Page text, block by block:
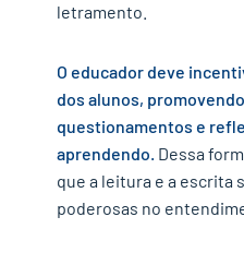
letramento.
O educador deve
dos alunos,
questionamentos e
aprendendo. Dessa
que a leitura e a escrita
poderosas no